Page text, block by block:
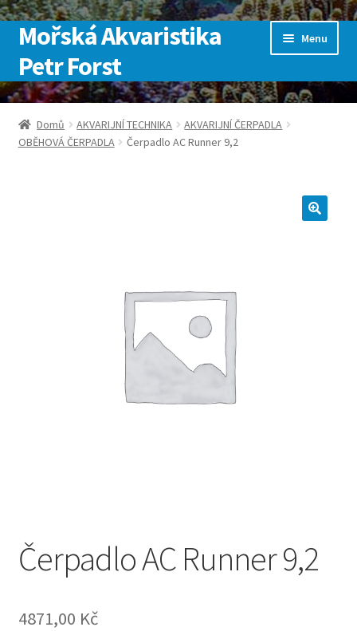
Přeskočit
na
navigaci
Přejít
k
obsahu
webu
Mořská Akvaristika
Petr Forst
Menu
Úvodní stránka
Kontakt
Domů AKVARIJNÍ TECHNIKA
AKVARIJNÍ ČERPADLA
OBĚHOVÁ ČERPADLA
Čerpadlo AC Runner 9,2
Čerpadlo AC Runner 9,2
4871,00 Kč